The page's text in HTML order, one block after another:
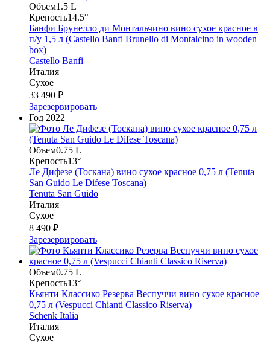
Объем1.5 L
Крепость14.5°
Банфи Брунелло ди Монтальчино вино сухое красное в
п/у 1,5 л (Castello Banfi Brunello di Montalcino in wooden
box)
Castello Banfi
Италия
Сухое
33 490 ₽
Зарезервировать
Год 2022
Объем0.75 L
Крепость13°
Ле Дифезе (Тоскана) вино сухое красное 0,75 л (Tenuta
San Guido Le Difese Toscana)
Tenuta San Guido
Италия
Сухое
8 490 ₽
Зарезервировать
Объем0.75 L
Крепость13°
Кьянти Классико Резерва Веспуччи вино сухое красное
0,75 л (Vespucci Chianti Classico Riserva)
Schenk Italia
Италия
Сухое